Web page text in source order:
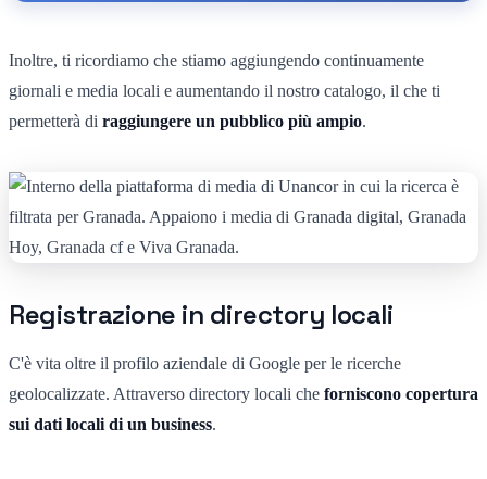
Inoltre, ti ricordiamo che stiamo aggiungendo continuamente
giornali e media locali e aumentando il nostro catalogo, il che ti
permetterà di raggiungere un pubblico più ampio.
Registrazione in directory locali
C'è vita oltre il profilo aziendale di Google per le ricerche
geolocalizzate. Attraverso directory locali che forniscono copertura
sui dati locali di un business.